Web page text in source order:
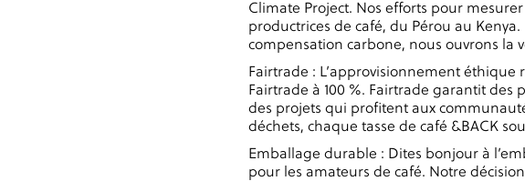
Climate Project. Nos efforts pour
productrices de café, du Pérou au
compensation carbone, nous ouvrons la
Fairtrade : L’approvisionnement
Fairtrade à 100 %. Fairtrade garantit
des projets qui profitent aux
déchets, chaque tasse de café &BACK
Emballage durable : Dites bonjour à
pour les amateurs de café. Notre